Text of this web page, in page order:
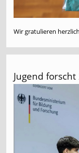
Wir gratulieren
Jugend